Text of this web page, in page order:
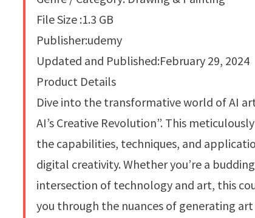
File Size :1.3 GB
Publisher:udemy
Updated and Published:February 29, 2024
Product Details
Dive into the transformative world of AI
AI’s Creative Revolution”. This
the capabilities, techniques, and
digital creativity. Whether you’re a
intersection of technology and art, this
you through the nuances of generating art